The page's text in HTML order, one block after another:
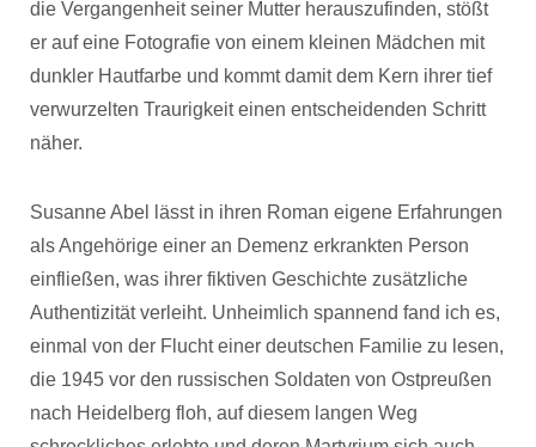
die Vergangenheit seiner Mutter herauszufinden, stößt
er auf eine Fotografie von einem kleinen Mädchen mit
dunkler Hautfarbe und kommt damit dem Kern ihrer tief
verwurzelten Traurigkeit einen entscheidenden Schritt
näher.
Susanne Abel lässt in ihren Roman eigene Erfahrungen
als Angehörige einer an Demenz erkrankten Person
einfließen, was ihrer fiktiven Geschichte zusätzliche
Authentizität verleiht. Unheimlich spannend fand ich es,
einmal von der Flucht einer deutschen Familie zu lesen,
die 1945 vor den russischen Soldaten von Ostpreußen
nach Heidelberg floh, auf diesem langen Weg